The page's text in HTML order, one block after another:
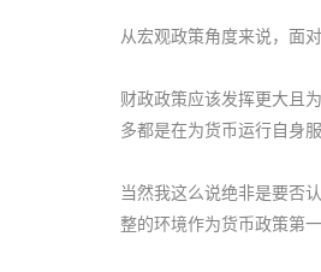
从宏观政策角度来说，面
财政政策应该发挥更大且
多都是在为货币运行自身
当然我这么说绝非是要否
整的环境作为货币政策第